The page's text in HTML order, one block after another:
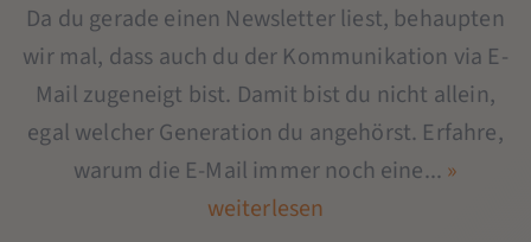
Da du gerade einen Newsletter liest, behaupten
wir mal, dass auch du der Kommunikation via E-
Mail zugeneigt bist. Damit bist du nicht allein,
egal welcher Generation du angehörst. Erfahre,
warum die E-Mail immer noch eine... »
weiterlesen